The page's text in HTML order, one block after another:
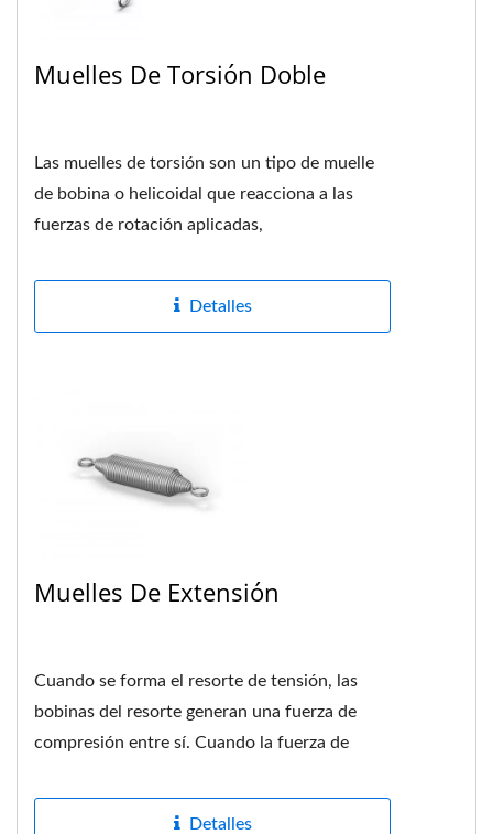
Muelles De Torsión Doble
Las muelles de torsión son un tipo de muelle
de bobina o helicoidal que reacciona a las
fuerzas de rotación aplicadas,
Detalles
Muelles De Extensión
Cuando se forma el resorte de tensión, las
bobinas del resorte generan una fuerza de
compresión entre sí. Cuando la fuerza de
Detalles